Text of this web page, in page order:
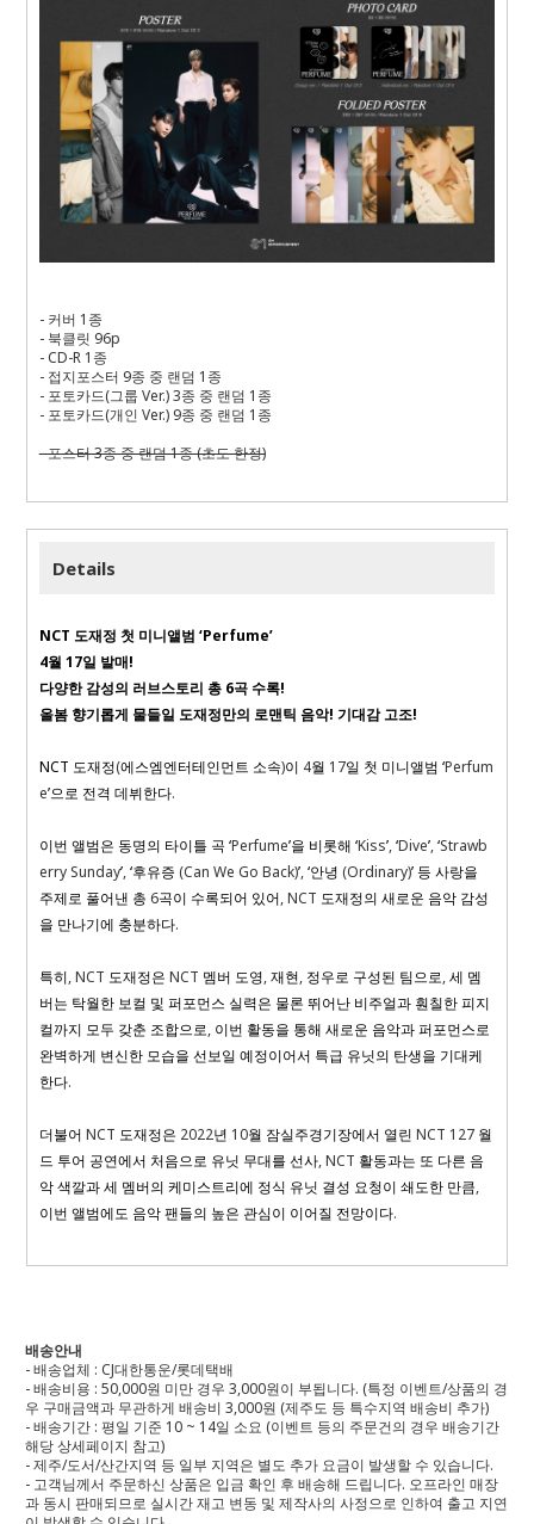
- 커버 1종
- 북클릿 96p
- CD-R 1종
- 접지포스터 9종 중 랜덤 1종
- 포토카드(그룹 Ver.) 3종 중 랜덤 1종
- 포토카드(개인 Ver.) 9종 중 랜덤 1종
- 포스터 3종 중 랜덤 1종 (초도 한정)
Details
NCT 도재정 첫 미니앨범 ‘Perfume’
4월 17일 발매!
다양한 감성의 러브스토리 총6곡 수록!
올봄 향기롭게 물들일 도재정만의 로맨틱 음악! 기대감 고조!
NCT 도재정(에스엠엔터테인먼트 소속)이 4월 17일 첫 미니앨범 ‘Perfum
e’으로 전격 데뷔한다.
이번 앨범은 동명의 타이틀 곡 ‘Perfume’을 비롯해 ‘Kiss’,‘Dive’,‘Strawb
erry Sunday’,‘후유증 (Can We Go Back)’,‘안녕 (Ordinary)’ 등 사랑을
주제로 풀어낸 총 6곡이 수록되어 있어, NCT 도재정의 새로운 음악 감성
을 만나기에 충분하다.
특히, NCT 도재정은 NCT 멤버 도영,재현, 정우로 구성된 팀으로,세 멤
버는 탁월한 보컬 및 퍼포먼스 실력은 물론 뛰어난 비주얼과 훤칠한 피지
컬까지 모두 갖춘 조합으로, 이번 활동을 통해 새로운 음악과 퍼포먼스로
완벽하게 변신한 모습을 선보일 예정이어서 특급 유닛의 탄생을 기대케
한다.
더불어 NCT 도재정은 2022년 10월 잠실주경기장에서 열린 NCT 127 월
드 투어 공연에서 처음으로 유닛 무대를 선사, NCT 활동과는 또 다른 음
악 색깔과 세 멤버의 케미스트리에 정식 유닛 결성 요청이 쇄도한 만큼,
이번 앨범에도 음악 팬들의 높은 관심이 이어질 전망이다.
배송안내
- 배송업체 : CJ대한통운/롯데택배
- 배송비용 : 50,000원 미만 경우 3,000원이 부됩니다. (특정 이벤트/상품의 경
우 구매금액과 무관하게 배송비 3,000원 (제주도 등 특수지역 배송비 추가)
- 배송기간 : 평일 기준 10 ~ 14일 소요 (이벤트 등의 주문건의 경우 배송기간
해당 상세페이지 참고)
- 제주/도서/산간지역 등 일부 지역은 별도 추가 요금이 발생할 수 있습니다.
- 고객님께서 주문하신 상품은 입금 확인 후 배송해 드립니다. 오프라인 매장
과 동시 판매되므로 실시간 재고 변동 및 제작사의 사정으로 인하여 출고 지연